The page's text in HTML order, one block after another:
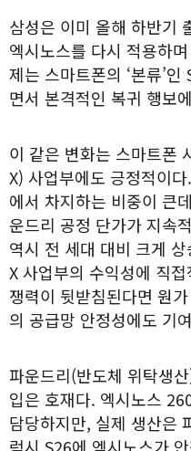
삼성은 이미 올해 하반기
엑시노스를 다시 적용하
제는 스마트폰의 ‘본류’
면서 본격적인 복귀 행보
이 같은 변화는 스마트폰
X) 사업부에도 긍정적이
에서 차지하는 비중이 큰
운드리 공정 단가가 지속
역시 전 세대 대비 크게
X 사업부의 수익성에 직
쟁력이 뒷받침된다면 원
의 공급망 안정성에도 기
파운드리(반도체 위탁생
입은 호재다. 엑시노스
담당하지만, 실제 생산은
럭시 S26에 엑시노스가